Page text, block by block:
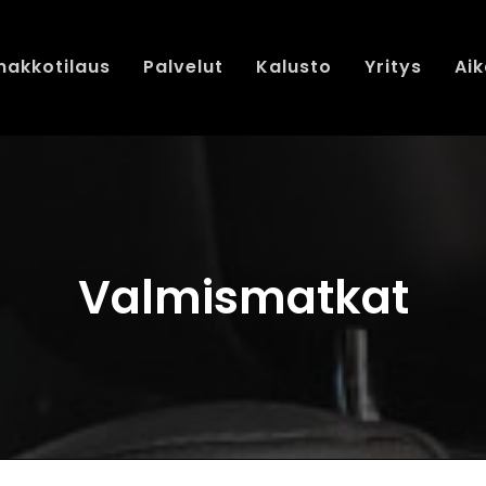
Palvelut Kalusto Yritys
Valmismatkat